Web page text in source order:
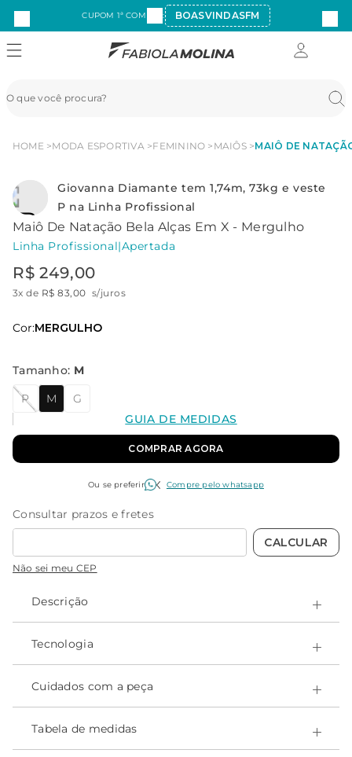
CUPOM 1ª COMPRA: BOASVINDASFM
HOME MODA ESPORTIVA FEMININO MAIÔS MAIÔ DE
Giovanna Diamante tem 1,74m, 73kg e veste
P na Linha Profissional
Maiô De Natação Bela Alças Em X - Mergulho
Linha Profissional|Apertada
R$ 249,00
3x de R$ 83,00 s/juros
Cor:MERGULHO
Tamanho: M
P
M
G
GUIA DE MEDIDAS
COMPRAR AGORA
Ou se preferir Compre pelo whatsapp
Não sei meu CEP
Descrição
quem procura um maiô mais aberto nas costas, com
Tecnologia
- Sem transparência;
- Easy Care - secagem rápida;
Cuidados com a peça
Tabela de medidas